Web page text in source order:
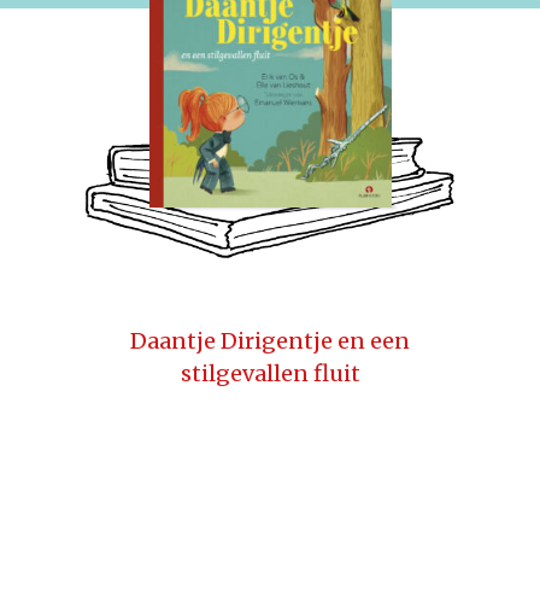
Daantje Dirigentje en een
stilgevallen fluit